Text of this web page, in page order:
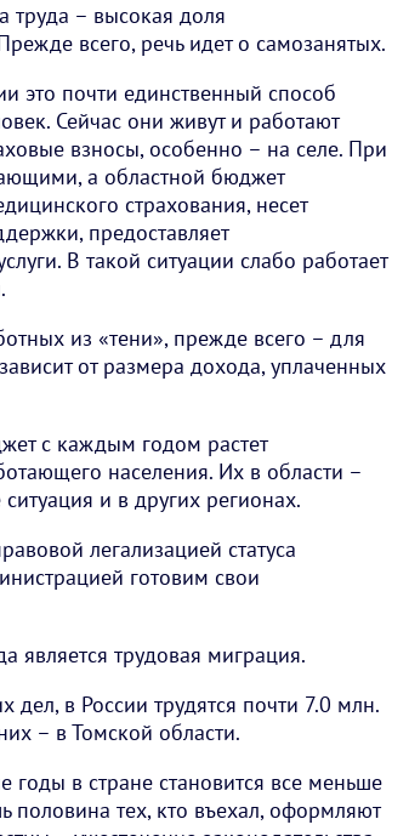
труда – высокая доля
всего, речь идет о самозанятых.
это почти единственный способ
Сейчас они живут и работают
взносы, особенно – на селе. При
а областной бюджет
страхования, несет
предоставляет
В такой ситуации слабо работает
из «тени», прежде всего – для
от размера дохода, уплаченных
с каждым годом растет
населения. Их в области –
и в других регионах.
легализацией статуса
готовим свои
трудовая миграция.
в России трудятся почти 7.0 млн.
– в Томской области.
годы в стране становится все меньше
половина тех, кто въехал, оформляют